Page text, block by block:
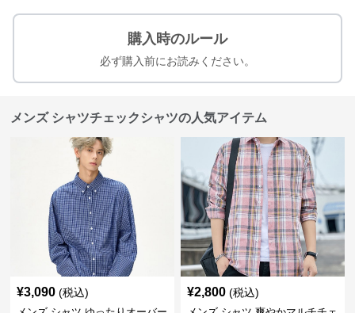
購入時のルール
必ず購入前にお読みください。
メンズ シャツチェックシャツの人気アイテム
¥3,090 (税込) ¥2,800 (税込)